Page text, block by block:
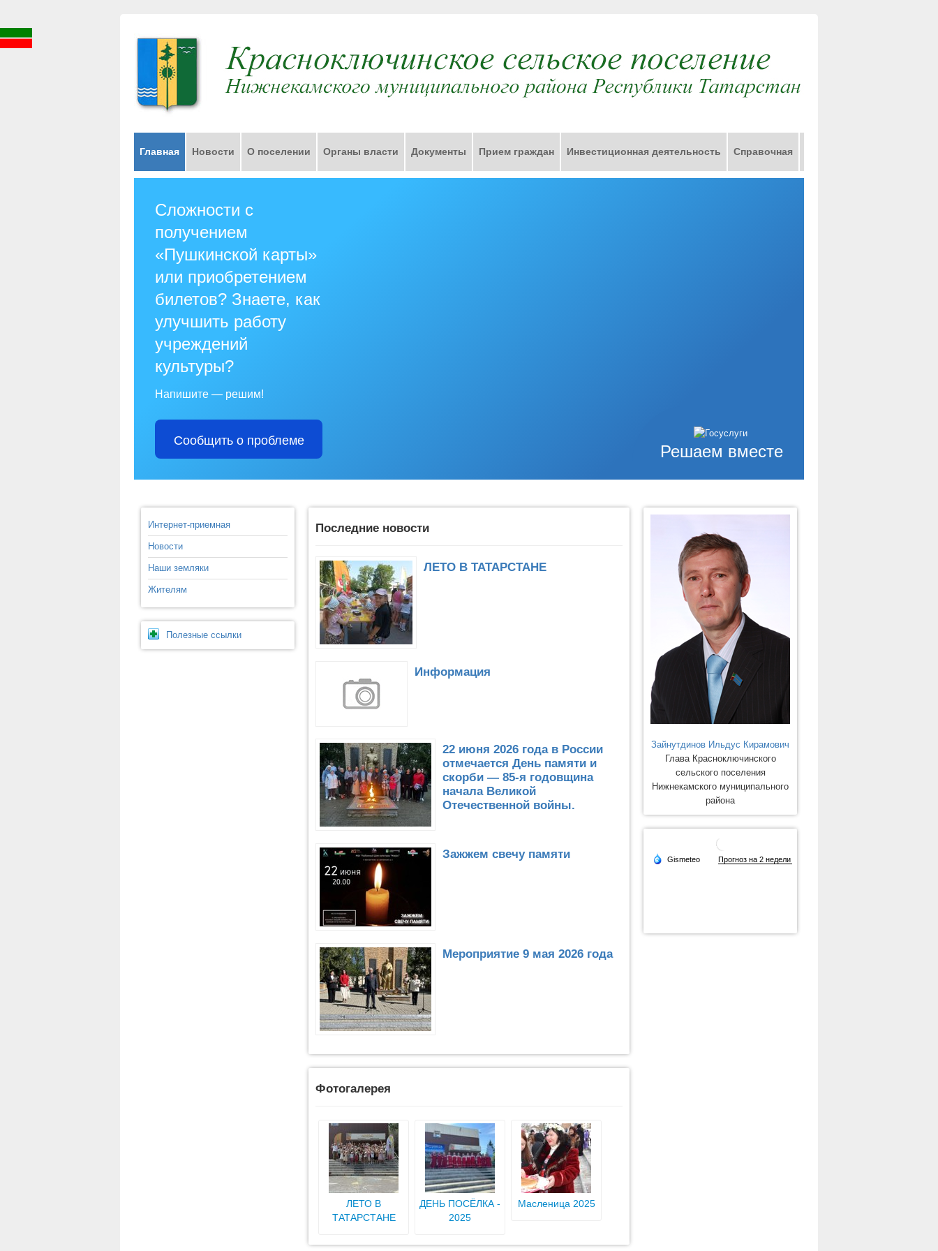
Главная Новости О поселении Органы власти Документы Прием граждан Инвестиционная деятельность Справочная
Решаем вместе
Сложности с
получением
«Пушкинской карты»
или приобретением
билетов? Знаете, как
улучшить работу
учреждений
культуры?
Напишите — решим!
Сообщить о проблеме
Интернет-приемная
Новости
Наши земляки
Жителям
Полезные ссылки
Последние новости
ЛЕТО В ТАТАРСТАНЕ
Информация
22 июня 2026 года в России
отмечается День памяти и
скорби — 85-я годовщина
начала Великой
Отечественной войны.
Зажжем свечу памяти
Мероприятие 9 мая 2026 года
Фотогалерея
ЛЕТО В
ТАТАРСТАНЕ
ДЕНЬ ПОСЁЛКА -
2025
Масленица 2025
Зайнутдинов Ильдус Кирамович
Глава Красноключинского
сельского поселения
Нижнекамского муниципального
района